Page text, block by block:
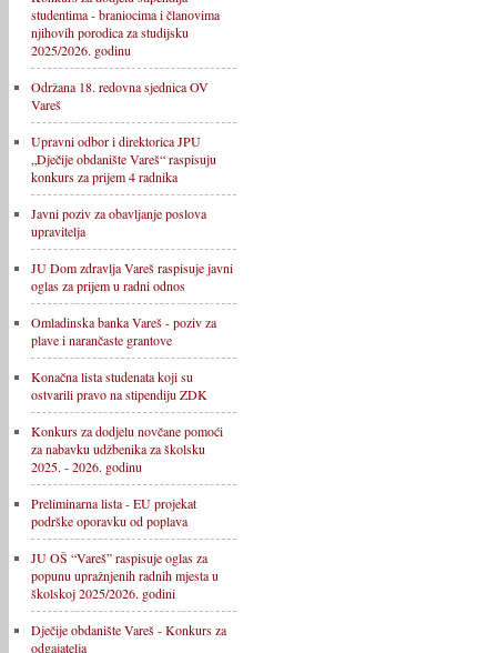
studentima - braniocima i članovima
njihovih porodica za studijsku
2025/2026. godinu
Održana 18. redovna sjednica OV
Vareš
Upravni odbor i direktorica JPU
„Dječije obdanište Vareš“ raspisuju
konkurs za prijem 4 radnika
Javni poziv za obavljanje poslova
upravitelja
JU Dom zdravlja Vareš raspisuje javni
oglas za prijem u radni odnos
Omladinska banka Vareš - poziv za
plave i narančaste grantove
Konačna lista studenata koji su
ostvarili pravo na stipendiju ZDK
Konkurs za dodjelu novčane pomoći
za nabavku udžbenika za školsku
2025. - 2026. godinu
Preliminarna lista - EU projekat
podrške oporavku od poplava
JU OŠ “Vareš” raspisuje oglas za
popunu upražnjenih radnih mjesta u
školskoj 2025/2026. godini
Dječije obdanište Vareš - Konkurs za
odgajatelja